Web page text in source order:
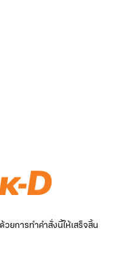
ยการทำคำสั่งนี้ให้เสร็จสิ้น